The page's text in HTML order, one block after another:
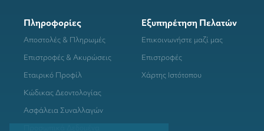
Πληροφορίες
Αποστολές & Πληρωμές
Επιστροφές & Ακυρώσεις
Εταιρικό Προφίλ
Κώδικας Δεοντολογίας
Ασφάλεια Συναλλαγών
Εξυπηρέτηση Πελατών
Επικοινωνήστε μαζί μας
Επιστροφές
Χάρτης Ιστότοπου